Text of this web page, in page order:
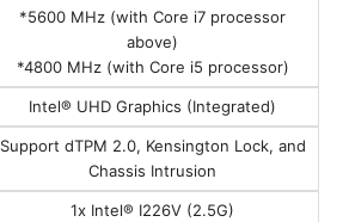
*5600 MHz (with Core i7 processor
above)
*4800 MHz (with Core i5 processor)
Intel® UHD Graphics (Integrated)
Support dTPM 2.0, Kensington Lock, and
Chassis Intrusion
1x Intel® I226V (2.5G)